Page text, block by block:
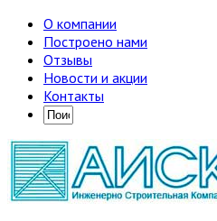
О компании
Построено нами
Отзывы
Новости и акции
Контакты